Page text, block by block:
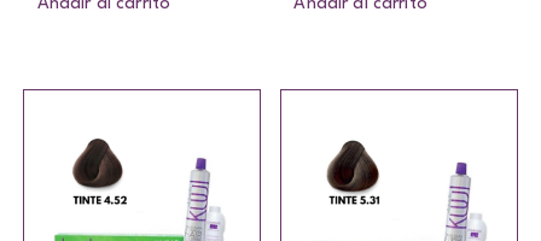
Añadir al carrito Añadir al carrito